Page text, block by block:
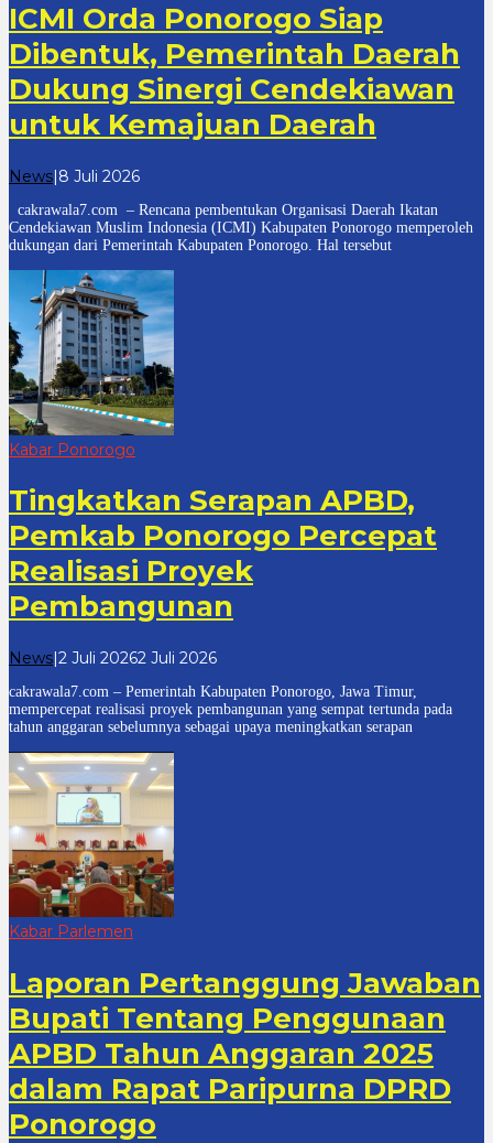
ICMI Orda Ponorogo Siap
Dibentuk, Pemerintah Daerah
Dukung Sinergi Cendekiawan
untuk Kemajuan Daerah
News|8 Juli 2026oleh
7
cakrawala7.com – Rencana pembentukan Organisasi Daerah Ikatan
Cendekiawan Muslim Indonesia (ICMI) Kabupaten Ponorogo memperoleh
dukungan dari Pemerintah Kabupaten Ponorogo. Hal tersebut
Kabar Ponorogo
Tingkatkan Serapan APBD,
Pemkab Ponorogo Percepat
Realisasi Proyek
Pembangunan
News|2 Juli 20262 Juli 2026oleh
7
cakrawala7.com – Pemerintah Kabupaten Ponorogo, Jawa Timur,
mempercepat realisasi proyek pembangunan yang sempat tertunda pada
tahun anggaran sebelumnya sebagai upaya meningkatkan serapan
Kabar Parlemen
Laporan Pertanggung Jawaban
Bupati Tentang Penggunaan
APBD Tahun Anggaran 2025
dalam Rapat Paripurna DPRD
Ponorogo